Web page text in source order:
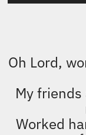
Prove
Oh Lord,